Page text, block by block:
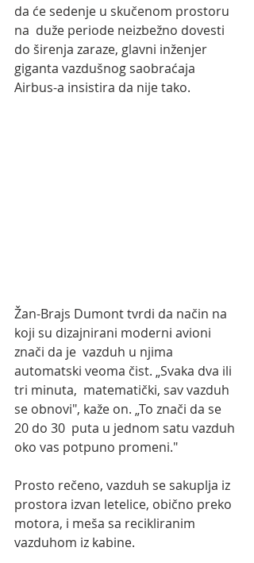
da će sedenje u skučenom prostoru
na  duže periode neizbežno dovesti
do širenja zaraze, glavni inženjer
giganta vazdušnog saobraćaja
Airbus-a insistira da nije tako.
Žan-Brajs Dumont tvrdi da način na
koji su dizajnirani moderni avioni
znači da je  vazduh u njima
automatski veoma čist. „Svaka dva ili
tri minuta,  matematički, sav vazduh
se obnovi", kaže on. „To znači da se
20 do 30  puta u jednom satu vazduh
oko vas potpuno promeni."
Prosto rečeno, vazduh se sakuplja iz
prostora izvan letelice, obično preko
motora, i meša sa recikliranim
vazduhom iz kabine.